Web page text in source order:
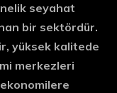
seyahat
bir sektördür.
yüksek kalitede
merkezleri